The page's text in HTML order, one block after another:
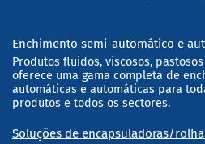
Enchimento semi-automático e
Produtos fluidos, viscosos, pastosos
oferece uma gama completa de
automáticas e automáticas para
produtos e todos os sectores.
Soluções de encapsuladoras/